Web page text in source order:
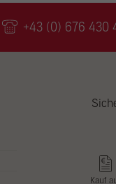
+43 (0) 676 430
Kauf
zu